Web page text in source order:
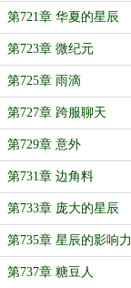
第721章 华夏的星辰
第723章 微纪元
第725章 雨滴
第727章 跨服聊天
第729章 意外
第731章 边角料
第733章 庞大的星辰
第735章 星辰的影响力
第737章 糖豆人